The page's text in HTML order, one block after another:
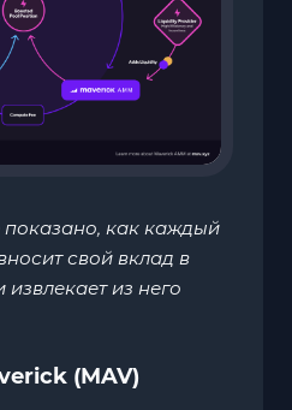
как каждый
свой вклад в
из него
(MAV)